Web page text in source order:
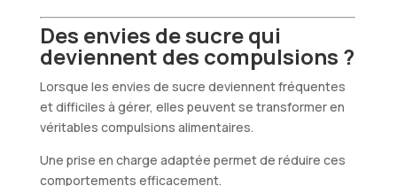
Des envies de sucre qui
deviennent des compulsions ?
Lorsque les envies de sucre deviennent fréquentes
et difficiles à gérer, elles peuvent se transformer en
véritables compulsions alimentaires.
Une prise en charge adaptée permet de réduire ces
comportements efficacement.